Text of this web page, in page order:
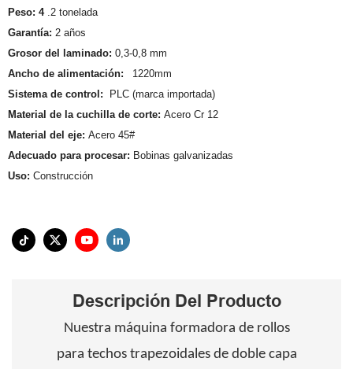
Peso: 4 .2 tonelada
Garantía: 2 años
Grosor del laminado: 0,3-0,8 mm
Ancho de alimentación:
1220mm
Sistema de control:
PLC (marca importada)
Material de la cuchilla de corte: Acero Cr 12
Material del eje: Acero 45#
Adecuado para procesar: Bobinas galvanizadas
Uso: Construcción
Descripción Del Producto
Nuestra máquina formadora de rollos
para techos trapezoidales de doble capa